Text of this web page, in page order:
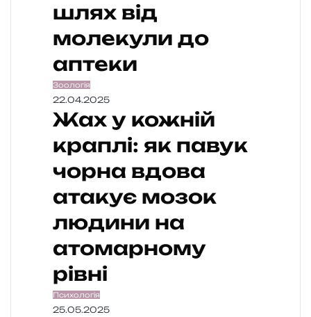
шлях від
молекули до
аптеки
Зоологія
22.04.2025
Жах у кожній
краплі: як павук
чорна вдова
атакує мозок
людини на
атомарному
рівні
Психологія
25.05.2025